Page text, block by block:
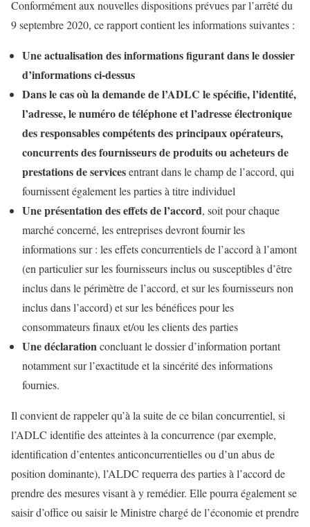
Conformément aux nouvelles dispositions prévues par l’arrêté du
9 septembre 2020, ce rapport contient les informations suivantes :
Une actualisation des informations figurant dans le dossier
d’informations ci-dessus
Dans le cas où la demande de l’ADLC le spécifie, l’identité,
l’adresse, le numéro de téléphone et l’adresse électronique
des responsables compétents des principaux opérateurs,
concurrents des fournisseurs de produits ou acheteurs de
prestations de servicesentrant dans le champ de l’accord, qui
fournissent également les parties à titre individuel
Une présentation des effets de l’accord, soit pour chaque
marché concerné, les entreprises devront fournir les
informations sur : les effets concurrentiels de l’accord à l’amont
(en particulier sur les fournisseurs inclus ou susceptibles d’être
inclus dans le périmètre de l’accord, et sur les fournisseurs non
inclus dans l’accord) et sur les bénéfices pour les
consommateurs finaux et/ou les clients des parties
Une déclarationconcluant le dossier d’information portant
notamment sur l’exactitude et la sincérité des informations
fournies.
Il convient de rappeler qu’à la suite de ce bilan concurrentiel, si
l’ADLC identifie des atteintes à la concurrence (par exemple,
identification d’ententes anticoncurrentielles ou d’un abus de
position dominante), l’ALDC requerra des parties à l’accord de
prendre des mesures visant à y remédier. Elle pourra également se
saisir d’office ou saisir le Ministre chargé de l’économie et prendre